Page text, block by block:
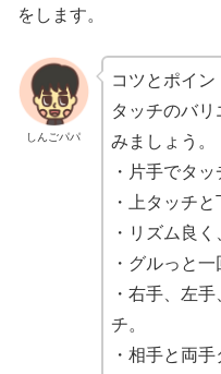
をします。
しんごパパ
コツとポイン
タッチのバ
みましょう。
・片手でタ
・上タッチ
・リズム良
・グルっと一
・右手、左
チ。
・相手と両